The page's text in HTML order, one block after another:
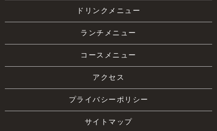
ドリンクメニュー
ランチメニュー
コースメニュー
アクセス
プライバシーポリシー
サイトマップ